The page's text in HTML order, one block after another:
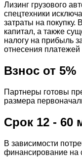
Лизинг грузового
спецтехники
затраты на покупку.
капитал, а также
налогу на прибыль
отнесения платежей
Взнос от 5%
Партнеры готовы
размера
Срок 12 - 60
В зависимости
финансирование на